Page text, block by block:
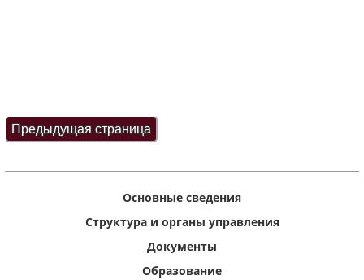
Основные сведения
Структура и органы управления
Документы
Образование